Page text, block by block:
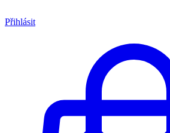
Přihlásit